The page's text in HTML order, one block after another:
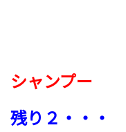
シャンプー
残り２・・・